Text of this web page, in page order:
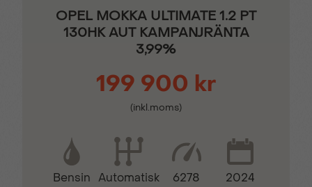
KEY LESS -
Startsystem
Komplett ifylld
servicebok
LED-strålkastare
Multifunktions
touchscreen
Mörktonade bakrutor Parkeringssensor bak
OPEL MOKKA ULTIMATE 1.2 PT
130HK AUT KAMPANJRÄNTA
3,99%
199 900 kr
(inkl.moms)
Bensin Automatisk 6278 2024